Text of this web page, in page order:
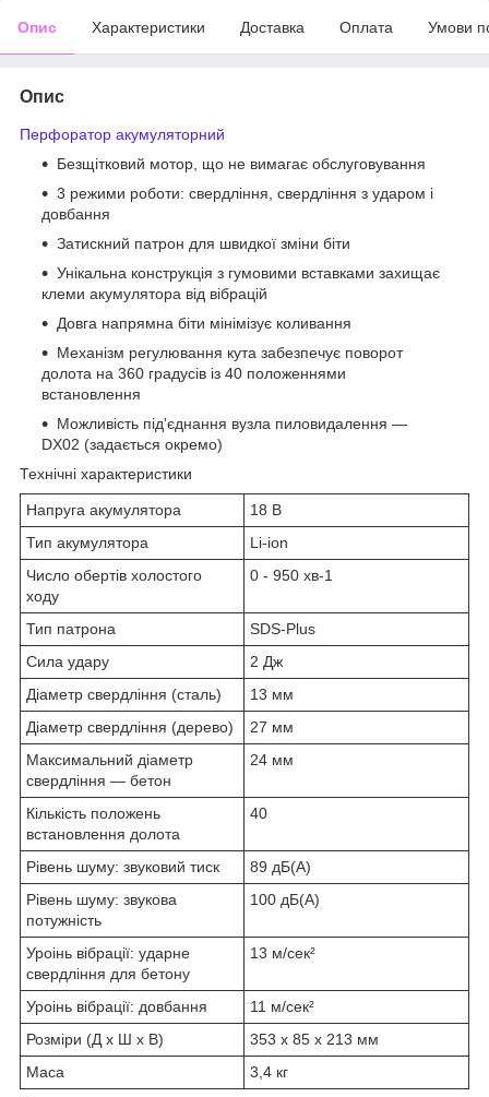
Опис Характеристики Доставка Оплата Умови
Опис
Перфоратор акумуляторний
Безщітковий мотор, що не вимагає обслуговування
3 режими роботи: свердління, свердління з ударом і
довбання
Затискний патрон для швидкої зміни біти
Унікальна конструкція з гумовими вставками захищає
клеми акумулятора від вібрацій
Довга напрямна біти мінімізує коливання
Механізм регулювання кута забезпечує поворот
долота на 360 градусів із 40 положеннями
встановлення
Можливість під'єднання вузла пиловидалення —
DX02 (задається окремо)
Технічні характеристики
Напруга акумулятора
18 В
Тип акумулятора
Li-ion
Число обертів холостого
ходу
0 - 950 хв-1
Тип патрона
SDS-Plus
Сила удару
2 Дж
Діаметр свердління (сталь)
13 мм
Діаметр свердління (дерево)
27 мм
Максимальний діаметр
свердління — бетон
24 мм
Кількість положень
встановлення долота
40
Рівень шуму: звуковий тиск
89 дБ(А)
Рівень шуму: звукова
потужність
100 дБ(А)
Уроінь вібрації: ударне
свердління для бетону
13 м/сек²
Уроінь вібрації: довбання
11 м/сек²
Розміри (Д х Ш х В)
353 x 85 x 213 мм
Маса
3,4 кг